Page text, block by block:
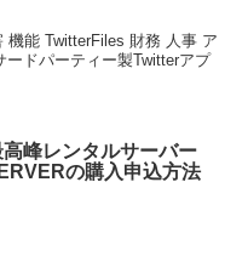
機能 TwitterFiles 財務 人事 ア
ードパーティー製Twitterアプ
高峰レンタルサーバー
の購入申込方法